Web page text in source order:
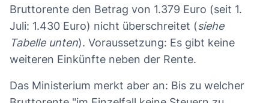
Bruttorente den Betrag von 1.379 Euro (seit 1.
Juli: 1.430 Euro) nicht überschreitet (siehe
Tabelle unten). Voraussetzung: Es gibt keine
weiteren Einkünfte neben der Rente.
Das Ministerium merkt aber an: Bis zu welcher